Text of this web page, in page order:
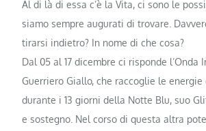
Al di là di essa c’è la Vita, ci sono le
siamo sempre augurati di trovare.
tirarsi indietro? In nome di che cosa?
Dal 05 al 17 dicembre ci risponde l’Onda
Guerriero Giallo, che raccoglie le energie
durante i 13 giorni della Notte Blu, suo
e sostegno. Nel corso di questa altra